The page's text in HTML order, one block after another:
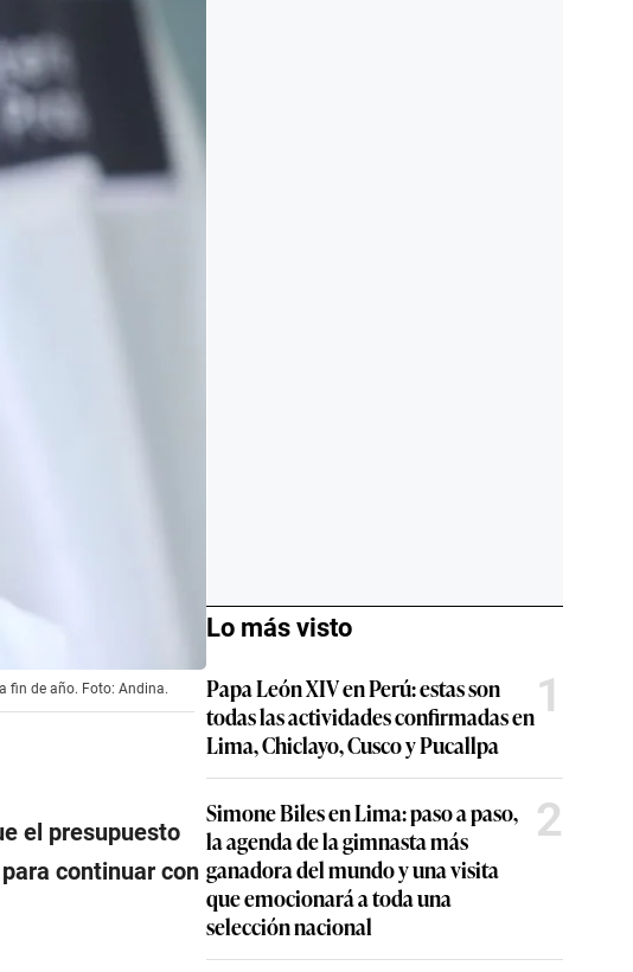
fin de año. Foto: Andina.
el presupuesto
continuar con
Lo más visto
Papa León XIV en Perú: estas son
todas las actividades confirmadas en
Lima, Chiclayo, Cusco y Pucallpa
1
Simone Biles en Lima: paso a paso,
la agenda de la gimnasta más
ganadora del mundo y una visita
que emocionará a toda una
selección nacional
2